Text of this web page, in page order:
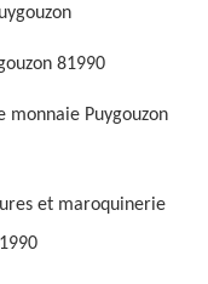
81990
Puygouzon
et maroquinerie